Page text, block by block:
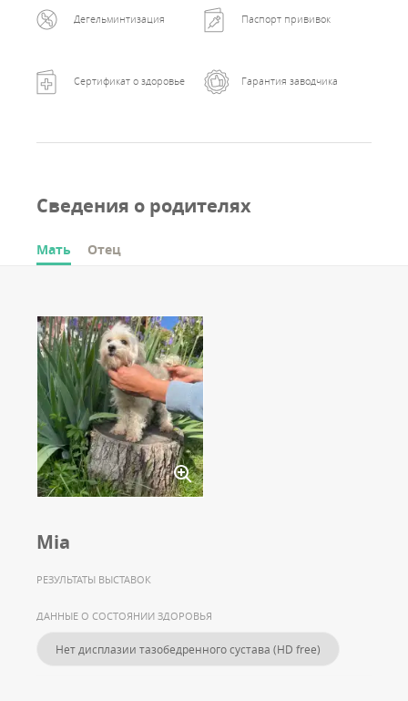
Дегельминтизация Паспорт прививок
Сертификат о здоровье Гарантия заводчика
Сведения о родителях
Мать Отец
Mia
РЕЗУЛЬТАТЫ ВЫСТАВОК
ДАННЫЕ О СОСТОЯНИИ ЗДОРОВЬЯ
Нет дисплазии тазобедренного сустава (HD free)